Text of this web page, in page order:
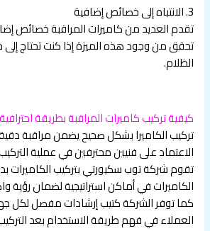
3. الانتباه إلى خصائص إضافية
تقدم العديد من كاميرات المراقبة خصائص
تحقق من وجود هذه الميزة إذا كنت تحتاج
الظلام.
كيفية تركيب كاميرات المراقبة بطريقة احترافية
تركيب الكاميرا بشكل صحيح يضمن مراقبة
الاعتماد على فنيين محترفين في عملية
تقوم شركة توب سكيورتي بتركيب الكاميرات
الكاميرات في أماكن استراتيجية لضمان رؤية
كما توفر الشركة كتيب إرشادات مفصل لكل
العملاء في فهم طريقة الاستخدام بعد